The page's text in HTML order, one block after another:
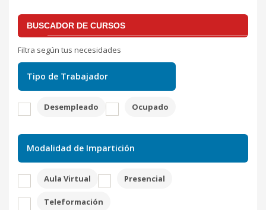
BUSCADOR DE CURSOS
Filtra según tus necesidades
Tipo de Trabajador
Desempleado Ocupado
Modalidad de Impartición
Aula Virtual Presencial
Teleformación